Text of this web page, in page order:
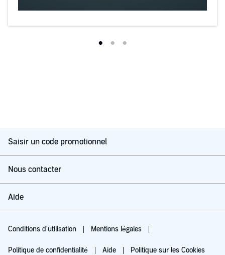
Saisir un code promotionnel
Nous contacter
Aide
Conditions d'utilisation Mentions légales
Politique de confidentialité Aide Politique sur les Cookies